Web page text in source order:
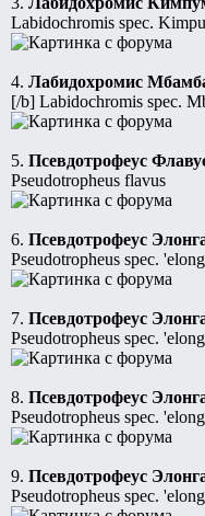
Labidochromis spec.
4. Лабидохромис
[/b] Labidochromis spec.
5. Псевдотрофеус
Pseudotropheus flavus
6. Псевдотрофеус
Pseudotropheus spec.
7. Псевдотрофеус
Pseudotropheus spec.
8. Псевдотрофеус
Pseudotropheus spec.
9. Псевдотрофеус
Pseudotropheus spec.